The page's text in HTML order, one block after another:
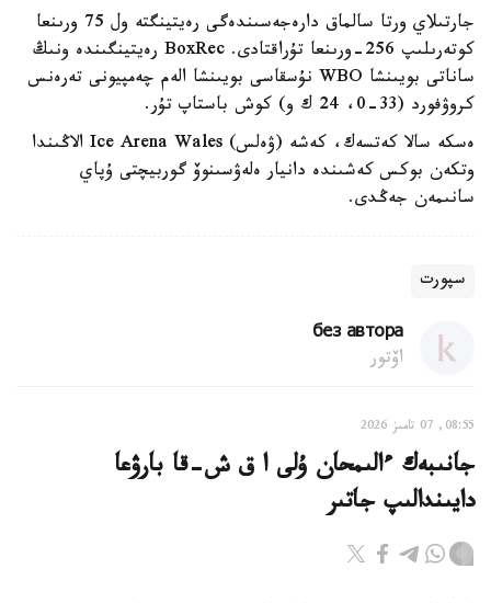
جارتىلاي ورتا سالماق دارەجەسىندەگى رەيتينگتە ول 75 ورىنعا
كوتەرىلىپ 256-ورىنعا تۇراقتادى. BoxRec رەيتينگىندە ونىڭ
ساناتى بويىنشا WBO نۇسقاسى بويىنشا الەم چەمپيونى تەرەنس
كروۋفورد (33-0، 24 ك و) كوش باستاپ تۇر.
ەسكە سالا كەتسەك، كەشە (ۋەلس) Ice Arena Wales الاڭىندا
وتكەن بوكس كەشىندە دانيار ەلەۋسىنوۆ گوربيچتى ۇپاي
سانىمەن جەڭدى.
سپورت
без автора
اۆتور
08:55, 07 تامىز 2026
جانىبەك ءالىمحان ۇلى ا ق ش-قا بارۋعا
دايىندالىپ جاتىر